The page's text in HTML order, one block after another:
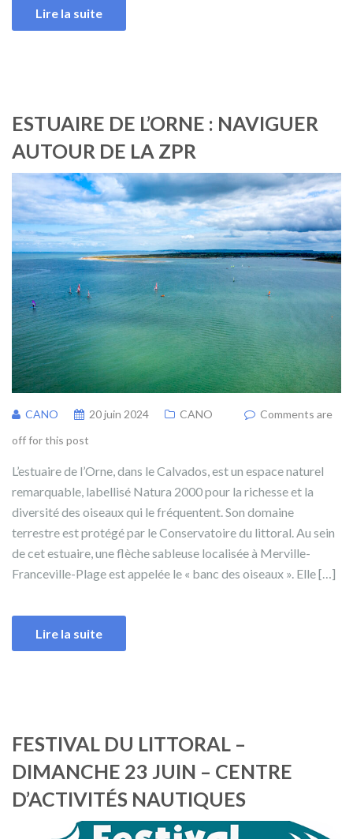
Lire la suite
ESTUAIRE DE L’ORNE : NAVIGUER
AUTOUR DE LA ZPR
CANO 20 juin 2024 CANO
Comments are
off for this post
L’estuaire de l’Orne, dans le Calvados, est un espace naturel
remarquable, labellisé Natura 2000 pour la richesse et la
diversité des oiseaux qui le fréquentent. Son domaine
terrestre est protégé par le Conservatoire du littoral. Au sein
de cet estuaire, une flèche sableuse localisée à Merville-
Franceville-Plage est appelée le « banc des oiseaux ». Elle […]
Lire la suite
FESTIVAL DU LITTORAL –
DIMANCHE 23 JUIN – CENTRE
D’ACTIVITÉS NAUTIQUES